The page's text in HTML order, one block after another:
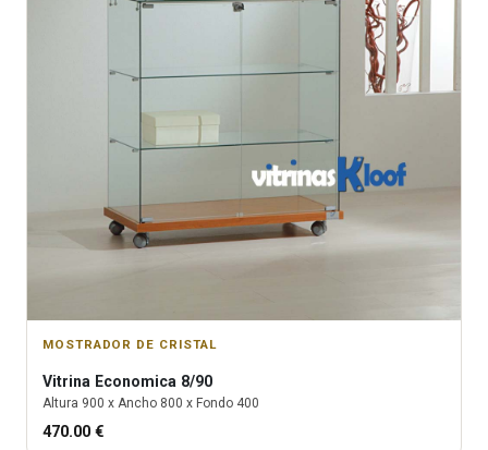
MOSTRADOR DE CRISTAL
Vitrina Economica 8/90
Altura 900 x Ancho 800 x Fondo 400
470.00 €